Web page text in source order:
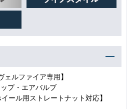
ェルファイア専用】
プ・エアバルブ
ール用ストレートナット対応】